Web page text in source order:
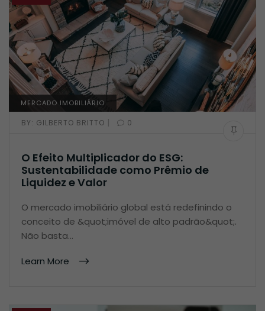
MERCADO IMOBILIÁRIO
BY: GILBERTO BRITTO | 0
O Efeito Multiplicador do ESG:
Sustentabilidade como Prêmio de
Liquidez e Valor
O mercado imobiliário global está redefinindo o
conceito de &quot;imóvel de alto padrão&quot;.
Não basta…
Learn More